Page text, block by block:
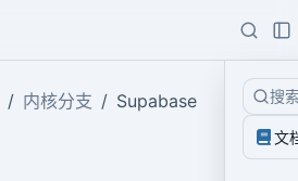
搜
文
内核分支 Supabase